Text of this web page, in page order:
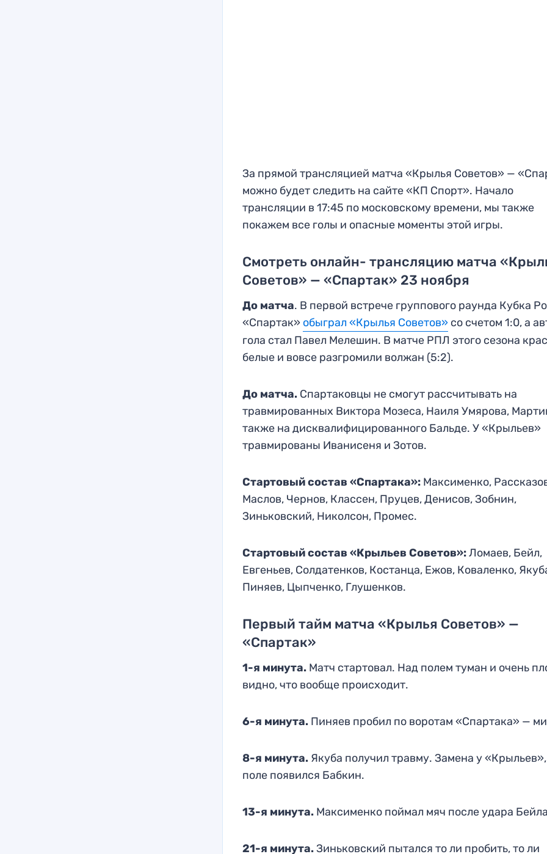
За прямой трансляцией матча «Крылья Советов» —
можно будет следить на сайте «КП Спорт». Начало
трансляции в 17:45 по московскому времени, мы также
покажем все голы и опасные моменты этой игры.
Смотреть онлайн- трансляцию матча
Советов» — «Спартак» 23 ноября
До матча. В первой встрече группового раунда Кубка
«Спартак» обыграл «Крылья Советов» со счетом 1:0, а
гола стал Павел Мелешин. В матче РПЛ этого сезона
белые и вовсе разгромили волжан (5:2).
До матча. Спартаковцы не смогут рассчитывать на
травмированных Виктора Мозеса, Наиля Умярова,
также на дисквалифицированного Бальде. У «Крыльев»
травмированы Иванисеня и Зотов.
Стартовый состав «Спартака»: Максименко,
Маслов, Чернов, Классен, Пруцев, Денисов, Зобнин,
Зиньковский, Николсон, Промес.
Стартовый состав «Крыльев Советов»:Ломаев, Бейл,
Евгеньев, Солдатенков, Костанца, Ежов, Коваленко,
Пиняев, Цыпченко, Глушенков.
Первый тайм матча «Крылья Советов» —
«Спартак»
1-я минута. Матч стартовал. Над полем туман и очень
видно, что вообще происходит.
6-я минута. Пиняев пробил по воротам «Спартака» —
8-я минута. Якуба получил травму. Замена у
поле появился Бабкин.
13-я минута. Максименко поймал мяч после удара
21-я минута.Зиньковский пытался то ли пробить, то ли